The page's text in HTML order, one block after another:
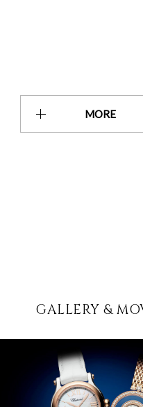
MORE
GALLERY &